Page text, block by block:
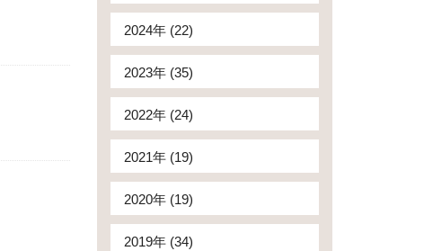
2024年 (22)
2023年 (35)
2022年 (24)
2021年 (19)
2020年 (19)
2019年 (34)